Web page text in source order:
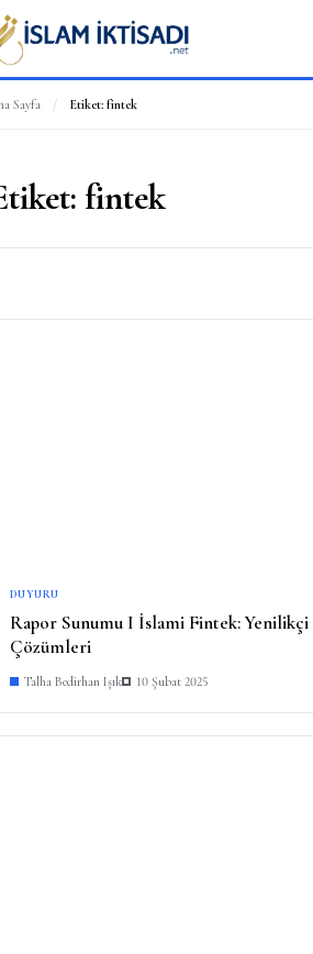
Sayfa / Etiket: fintek
fintek
DUYURU
Rapor Sunumu I İslami Fintek: Yenilikçi
Çözümleri
Talha Bedirhan Işık 10 Şubat 2025